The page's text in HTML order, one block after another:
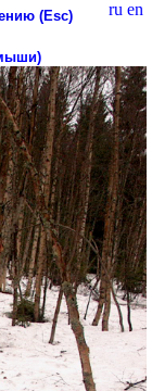
ru en
(Esc)